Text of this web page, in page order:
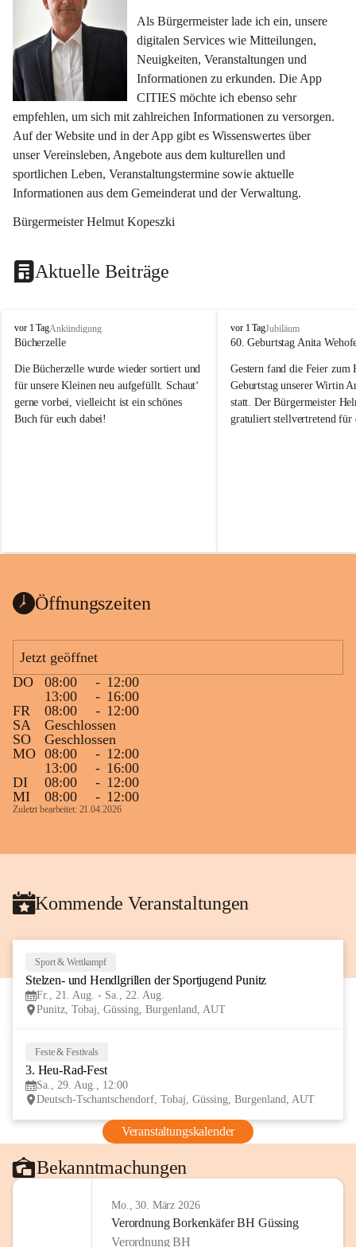
Als Bürgermeister lade ich ein, unsere
digitalen Services wie Mitteilungen,
Neuigkeiten, Veranstaltungen und
Informationen zu erkunden. Die App
CITIES möchte ich ebenso sehr
empfehlen, um sich mit zahlreichen Informationen zu versorgen.
Auf der Website und in der App gibt es Wissenswertes über
unser Vereinsleben, Angebote aus dem kulturellen und
sportlichen Leben, Veranstaltungstermine sowie aktuelle
Informationen aus dem Gemeinderat und der Verwaltung.
Bürgermeister Helmut Kopeszki
Aktuelle Beiträge
T
o
a
j
vor 1 TagAnkündigung
Bücherzelle
Die Bücherzelle wurde wieder sortiert und
für unsere Kleinen neu aufgefüllt. Schaut‘
gerne vorbei, vielleicht ist ein schönes
Buch für euch dabei!
Wanduhr (!) benutzt und musste
Das Gemeindeamt freut sich sehr über die
Spende >lesenswerter< Bücher und
vorsortiert in die Bücherzelle eingeräumt
werden können.
Gleichzeitig möchten wir uns bei all Jenen
sehr herzlich bedanken, die bereits viele
tolle Bücher spendiert haben.
T
o
a
j
vor 1 TagJubiläum
60. Geburtstag Anita
Gestern fand die Feier zum
Geburtstag unserer Wirtin
statt. Der Bürgermeister
gratuliert stellvertretend für
Gesundheit, Gelassenheit
Öffnungszeiten
Jetzt geöffnet
DO
08:00 - 12:00
13:00
- 16:00
FR
08:00 - 12:00
SA
Geschlossen
SO
Geschlossen
MO 08:00 - 12:00
13:00
- 16:00
DI
08:00 - 12:00
MI
08:00 - 12:00
Zuletzt bearbeitet: 21.04.2026
Kommende Veranstaltungen
Sport & Wettkampf
Stelzen- und Hendlgrillen der Sportjugend Punitz
Fr., 21. Aug. - Sa., 22. Aug.
Punitz, Tobaj, Güssing, Burgenland, AUT
Feste & Festivals
3. Heu-Rad-Fest
Sa., 29. Aug., 12:00
Deutsch-Tschantschendorf, Tobaj, Güssing, Burgenland, AUT
Veranstaltungskalender
Bekanntmachungen
Mo., 30. März 2026
Verordnung Borkenkäfer BH Güssing
Verordnung BH